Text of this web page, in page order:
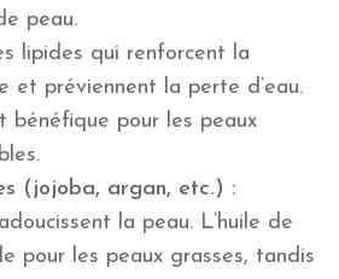
peau.
lipides qui renforcent la
et préviennent la perte d’eau.
bénéfique pour les peaux
(jojoba, argan, etc.) :
la peau. L’huile de
pour les peaux grasses, tandis